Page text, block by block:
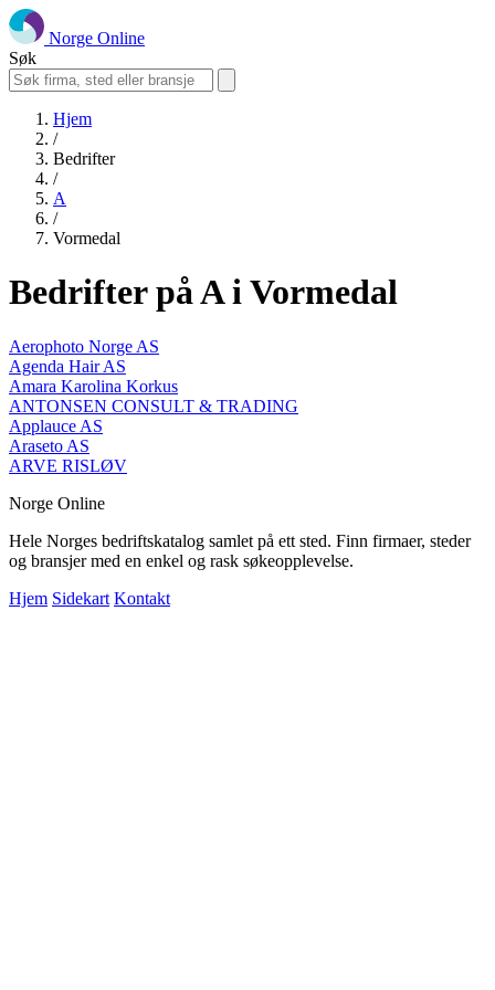
Norge Online
Søk
Hjem
/
Bedrifter
/
A
/
Vormedal
Bedrifter på A i Vormedal
Aerophoto Norge AS
Agenda Hair AS
Amara Karolina Korkus
ANTONSEN CONSULT & TRADING
Applauce AS
Araseto AS
ARVE RISLØV
Norge Online
Hele Norges bedriftskatalog samlet på ett sted. Finn firmaer, steder
og bransjer med en enkel og rask søkeopplevelse.
Hjem Sidekart Kontakt